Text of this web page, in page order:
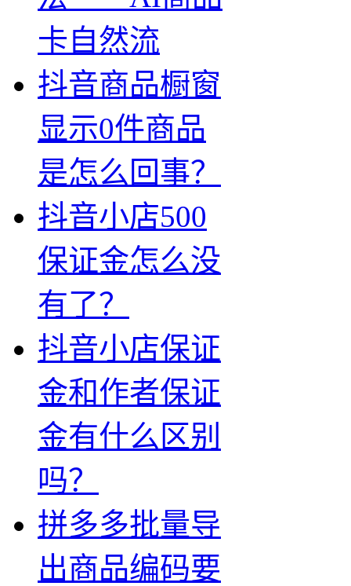
卡自然流
抖音商品橱窗
显示0件商品
是怎么回事？
抖音小店500
保证金怎么没
有了？
抖音小店保证
金和作者保证
金有什么区别
吗？
拼多多批量导
出商品编码要